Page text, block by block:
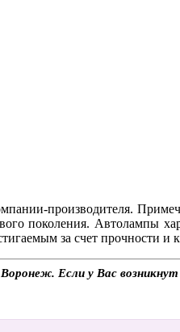
производителя.
поколения. Автолампы
за счет прочности и
Если у Вас